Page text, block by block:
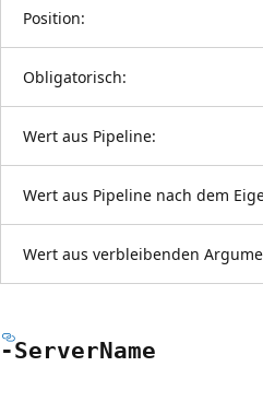
Position:
Obligatorisch:
Wert aus Pipeline:
Wert aus Pipeline nach dem
Wert aus verbleibenden
-ServerName